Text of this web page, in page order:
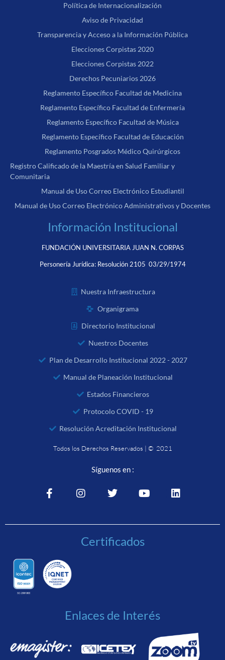
Política de Internacionalización
Aviso de Privacidad
Transparencia y Acceso a la Información Pública
Elecciones Corpistas 2020
Elecciones Corpistas 2022
Derechos Pecuniarios 2026
Reglamento Específico Facultad de Medicina
Reglamento Específico Facultad de Enfermería
Reglamento Específico Facultad de Música
Reglamento Específico Facultad de Educación
Reglamento Posgrados Médico Quirúrgicos
Registro Calificado de la Maestría en Salud Familiar y
Comunitaria
Manual de Uso Correo Electrónico Estudiantil
Manual de Uso Correo Electrónico Administrativos y Docentes
Información Institucional
FUNDACIÓN UNIVERSITARIA JUAN N. CORPAS
Personería Jurídica: Resolución 2105 03/29/1974
Nuestra Infraestructura
Organigrama
Directorio Institucional
Nuestros Docentes
Plan de Desarrollo Institucional 2022 - 2027
Manual de Planeación Institucional
Estados Financieros
Protocolo COVID - 19
Resolución Acreditación Institucional
Todos los Derechos Reservados | © 2021
Síguenos en :
Certificados
Enlaces de Interés